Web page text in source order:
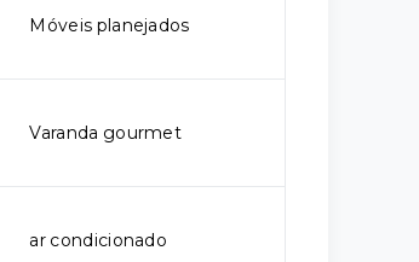
Móveis planejados
Varanda gourmet
ar condicionado